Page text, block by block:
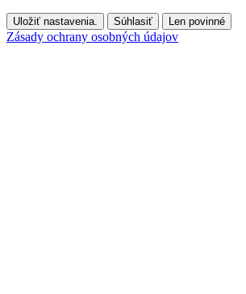
Uložiť nastavenia. Súhlasiť Len povinné
Zásady ochrany osobných údajov